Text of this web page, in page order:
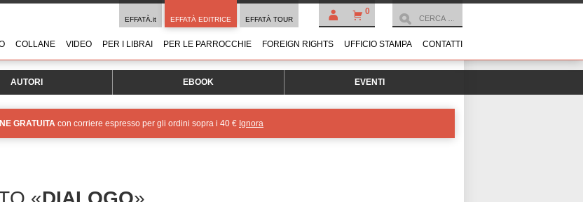
0
EFFATÀ.it EFFATÀ EDITRICE EFFATÀ TOUR
COLLANE VIDEO PER I LIBRAI PER LE PARROCCHIE FOREIGN RIGHTS UFFICIO STAMPA CONTATTI
AUTORI EBOOK EVENTI
GRATUITA con corriere espresso per gli ordini sopra i 40 € Ignora